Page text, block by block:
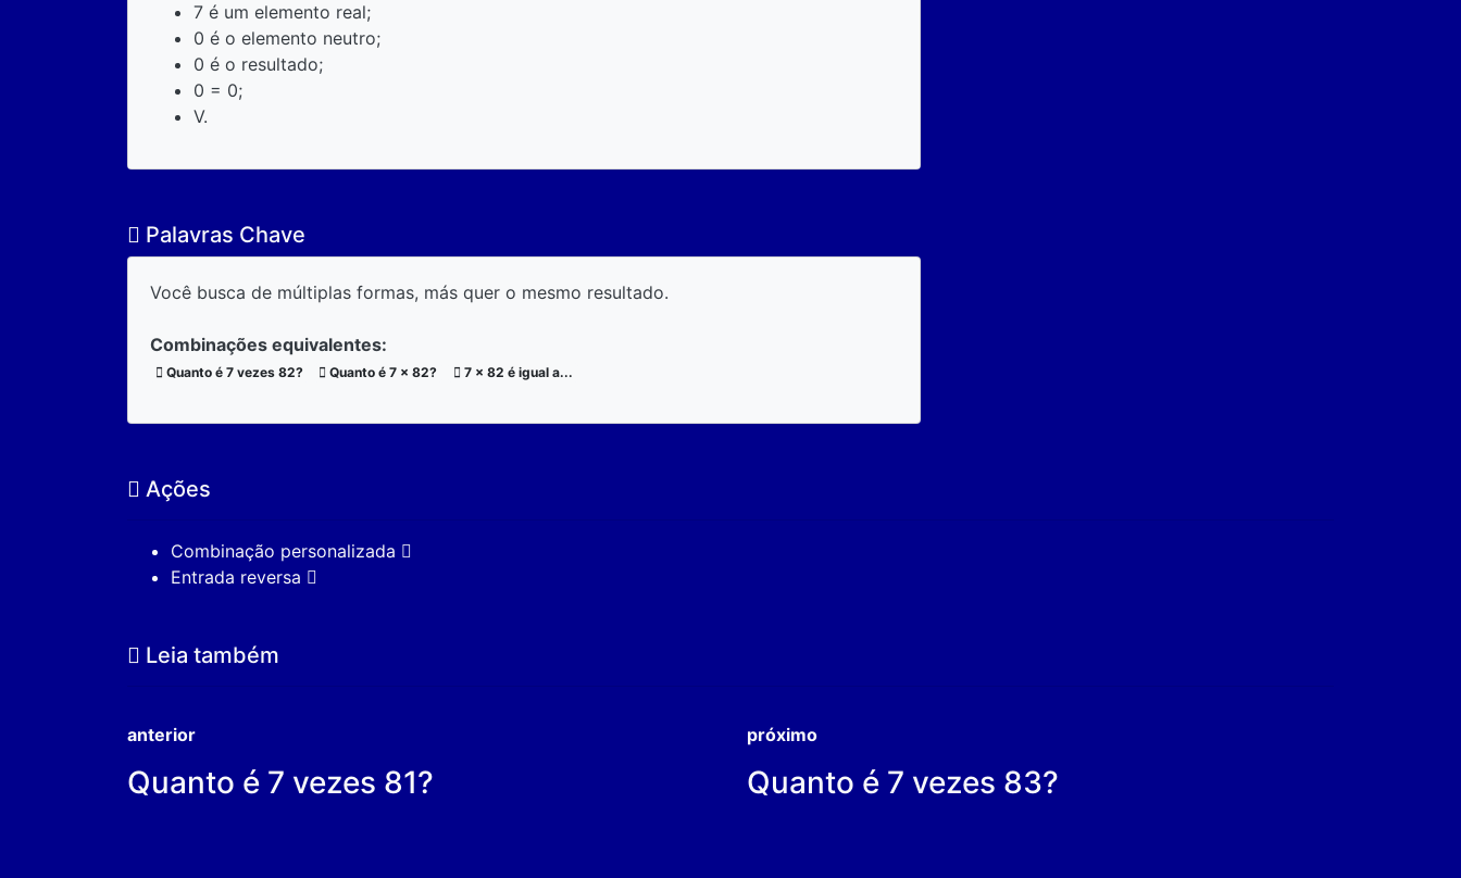
7 é um elemento real;
0 é o elemento neutro;
0 é o resultado;
0 = 0;
V.
Palavras Chave
Você busca de múltiplas formas, más quer o mesmo resultado.
Combinações equivalentes:
Quanto é 7 vezes 82? Quanto é 7 x 82? 7 x 82 é igual a...
Ações
Combinação personalizada
Entrada reversa
Leia também
anterior
Quanto é 7 vezes 81?
próximo
Quanto é 7 vezes 83?